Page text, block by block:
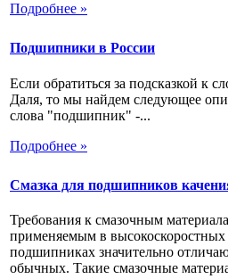
Подробнее »
Подшипники в России
Если обратиться за подсказкой к
Даля, то мы найдем следующее
слова "подшипник" -...
Подробнее »
Смазка для подшипников
Требования к смазочным
применяемым в высокоскоростных
подшипниках значительно
обычных. Такие смазочные